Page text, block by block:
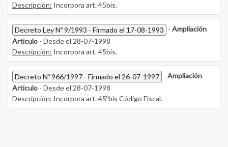
Descripción: Incorpora art. 45bis.
Decreto Ley Nº 9/1993 - Firmado el 17-08-1993 - Ampliación
Articulo - Desde el 28-07-1998
Descripción: Incorpora art. 45bis.
Decreto Nº 966/1997 - Firmado el 26-07-1997 - Ampliación
Articulo - Desde el 28-07-1998
Descripción: Incorpora art. 45ºbis Código Fiscal.